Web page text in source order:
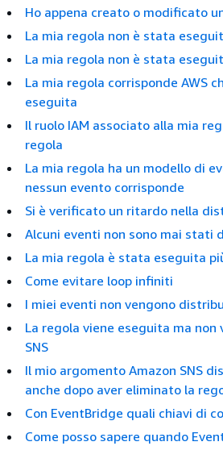
Ho appena creato o modificato
La mia regola non è stata
La mia regola non è stata
La mia regola corrisponde AWS
eseguita
Il ruolo IAM associato alla mia
regola
La mia regola ha un modello di
nessun evento corrisponde
Si è verificato un ritardo nella
Alcuni eventi non sono mai
La mia regola è stata eseguita
Come evitare loop infiniti
I miei eventi non vengono
La regola viene eseguita ma
SNS
Il mio argomento Amazon SNS
anche dopo aver eliminato la
Con EventBridge quali chiavi di
Come posso sapere quando